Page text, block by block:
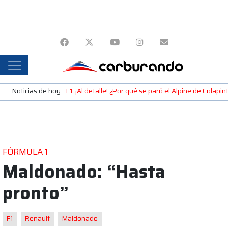
Noticias de hoy F1: ¡Al detalle! ¿Por qué se paró el Alpine de
FÓRMULA 1
Maldonado: “Hasta
pronto”
F1 Renault Maldonado